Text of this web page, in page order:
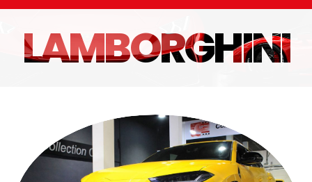
LAMBORGHINI